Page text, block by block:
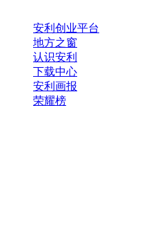
安利创业平台
地方之窗
认识安利
下载中心
安利画报
荣耀榜